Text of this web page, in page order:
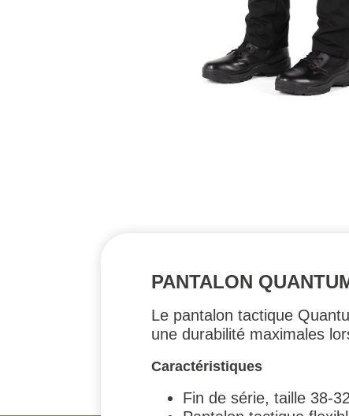
PANTALON
Le pantalon tactique
une durabilité maximales
Caractéristiques
Fin de série, taille 38-32